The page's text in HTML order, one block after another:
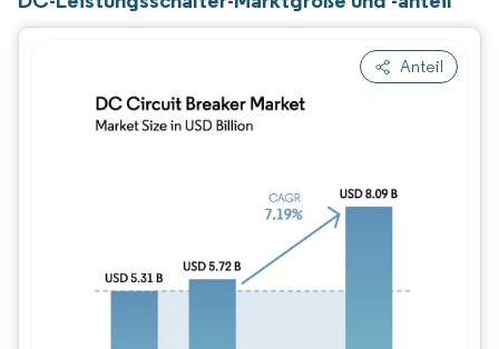
Anteil